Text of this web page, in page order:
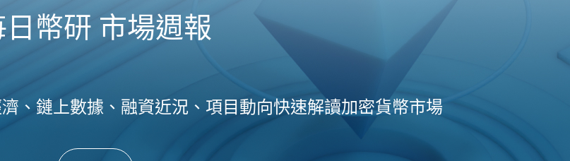
日幣研 市場週報
、鏈上數據、融資近況、項目動向快速解讀加密貨幣市場